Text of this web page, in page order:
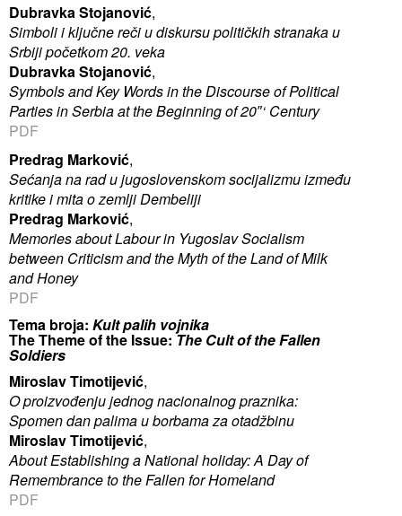
Dubravka Stojanović,
Simboli i ključne reči u diskursu političkih stranaka u
Srbiji početkom 20. veka
Dubravka Stojanović,
Symbols and Key Words in the Discourse of Political
Parties in Serbia at the Beginning of 20″‘ Century
PDF
Predrag Marković,
Sećanja na rad u jugoslovenskom socijalizmu između
kritike i mita o zemlji Dembeliji
Predrag Marković,
Memories about Labour in Yugoslav Socialism
between Criticism and the Myth of the Land of Milk
and Honey
PDF
Tema broja: Kult palih vojnika
The Theme of the Issue:The Cult of the Fallen
Soldiers
Miroslav Timotijević,
O proizvođenju jednog nacionalnog praznika:
Spomen dan palima u borbama za otadžbinu
Miroslav Timotijević,
About Establishing a National holiday: A Day of
Remembrance to the Fallen for Homeland
PDF